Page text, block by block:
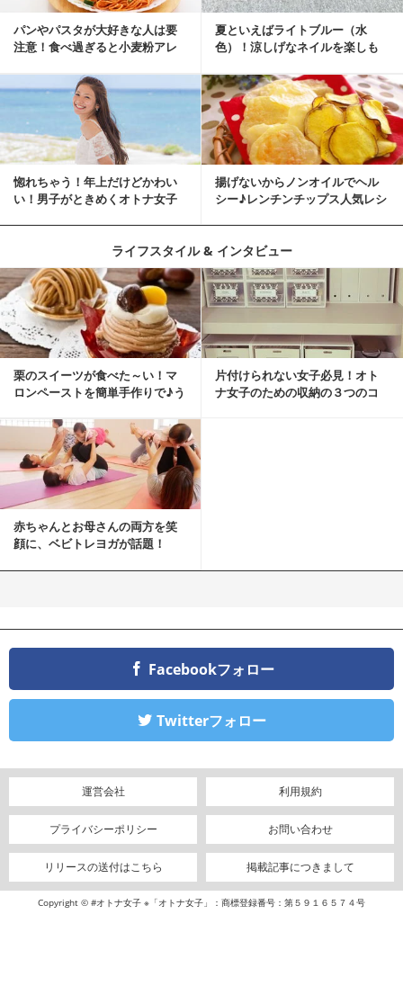
パンやパスタが大好きな人は要
注意！食べ過ぎると小麦粉アレ
夏といえばライトブルー（水
色）！涼しげなネイルを楽しも
惚れちゃう！年上だけどかわい
い！男子がときめくオトナ女子
揚げないからノンオイルでヘル
シー♪レンチンチップス人気レシ
ライフスタイル & インタビュー
栗のスイーツが食べた～い！マ
ロンペーストを簡単手作りで♪う
片付けられない女子必見！オト
ナ女子のための収納の３つのコ
赤ちゃんとお母さんの両方を笑
顔に、ベビトレヨガが話題！
Facebookフォロー
Twitterフォロー
運営会社 利用規約
プライバシーポリシー お問い合わせ
リリースの送付はこちら 掲載記事につきまして
Copyright © #オトナ女子 ※「オトナ女子」：商標登録番号：第５９１６５７４号